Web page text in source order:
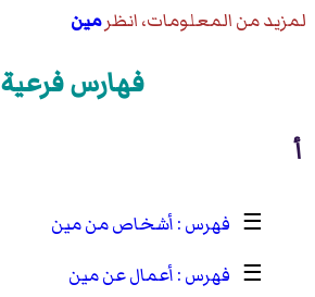
لمزيد من المعلومات، انظرمين
فهارس فرعية
أ
☰
أشخاص من مين
☰
أعمال عن مين